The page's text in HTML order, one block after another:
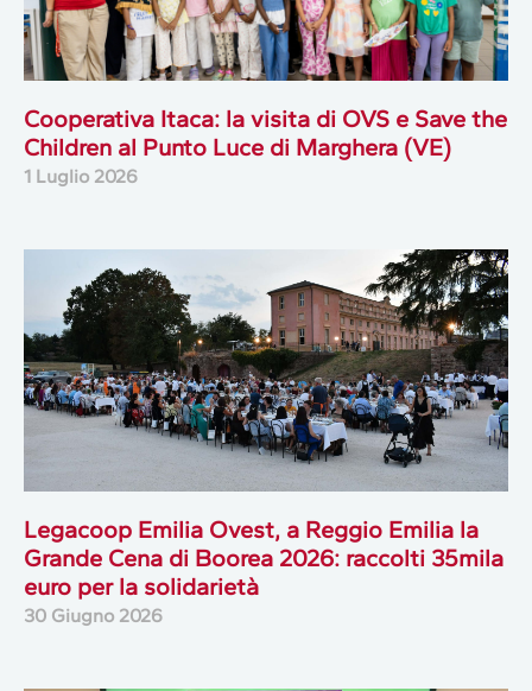
Cooperativa Itaca: la visita di OVS e Save the
Children al Punto Luce di Marghera (VE)
1 Luglio 2026
Legacoop Emilia Ovest, a Reggio Emilia la
Grande Cena di Boorea 2026: raccolti 35mila
euro per la solidarietà
30 Giugno 2026